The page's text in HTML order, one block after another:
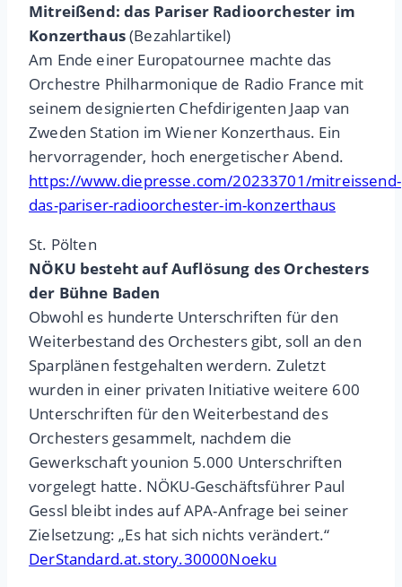
Mitreißend: das Pariser Radioorchester im
Konzerthaus(Bezahlartikel)
Am Ende einer Europatournee machte das
Orchestre Philharmonique de Radio France mit
seinem designierten Chefdirigenten Jaap van
Zweden Station im Wiener Konzerthaus. Ein
hervorragender, hoch energetischer Abend.
https://www.diepresse.com/20233701/mitreissend-
das-pariser-radioorchester-im-konzerthaus
St. Pölten
NÖKU besteht auf Auflösung des Orchesters
der Bühne Baden
Obwohl es hunderte Unterschriften für den
Weiterbestand des Orchesters gibt, soll an den
Sparplänen festgehalten werdern. Zuletzt
wurden in einer privaten Initiative weitere 600
Unterschriften für den Weiterbestand des
Orchesters gesammelt, nachdem die
Gewerkschaft younion 5.000 Unterschriften
vorgelegt hatte. NÖKU-Geschäftsführer Paul
Gessl bleibt indes auf APA-Anfrage bei seiner
Zielsetzung: „Es hat sich nichts verändert.“
DerStandard.at.story.30000Noeku